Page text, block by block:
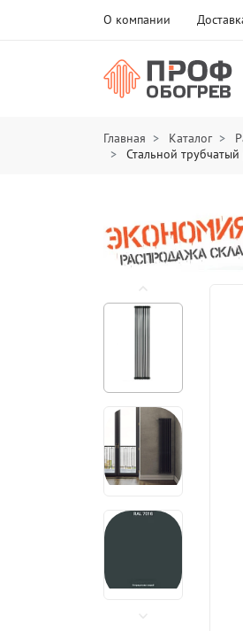
О компании
Главная Каталог
Стальной